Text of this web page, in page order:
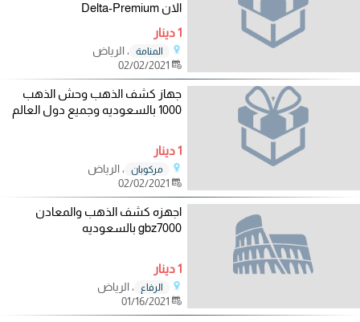
الان Delta-Premium
1 دينار
المنامة
، الرياض
جهاز كشف الذهب وحش الذهب
1000 بالسعوديه وجميع دول العالم
1 دينار
مركوبان
، الرياض
اجهزه كشف الذهب والمعادن
gbz7000 بالسعوديه
1 دينار
الرفاع
، الرياض